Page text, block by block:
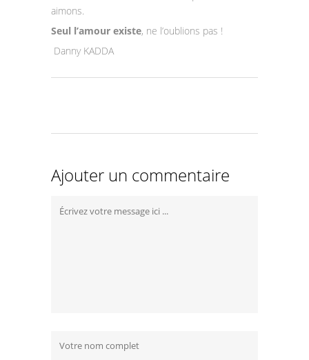
aimons.
Seul l’amour existe, ne l’oublions pas !
Danny KADDA
Ajouter un commentaire